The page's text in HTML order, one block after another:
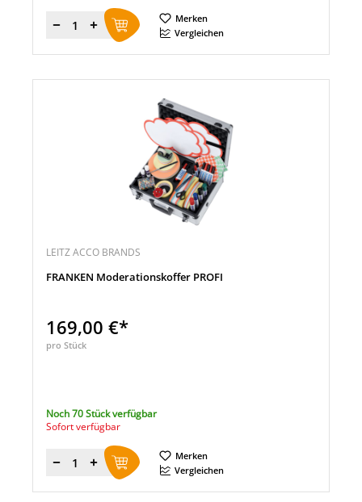
Menge
Merken
Vergleichen
LEITZ ACCO BRANDS
FRANKEN Moderationskoffer PROFI
169,00 €*
pro Stück
Noch 70 Stück verfügbar
Sofort verfügbar
Menge
Merken
Vergleichen